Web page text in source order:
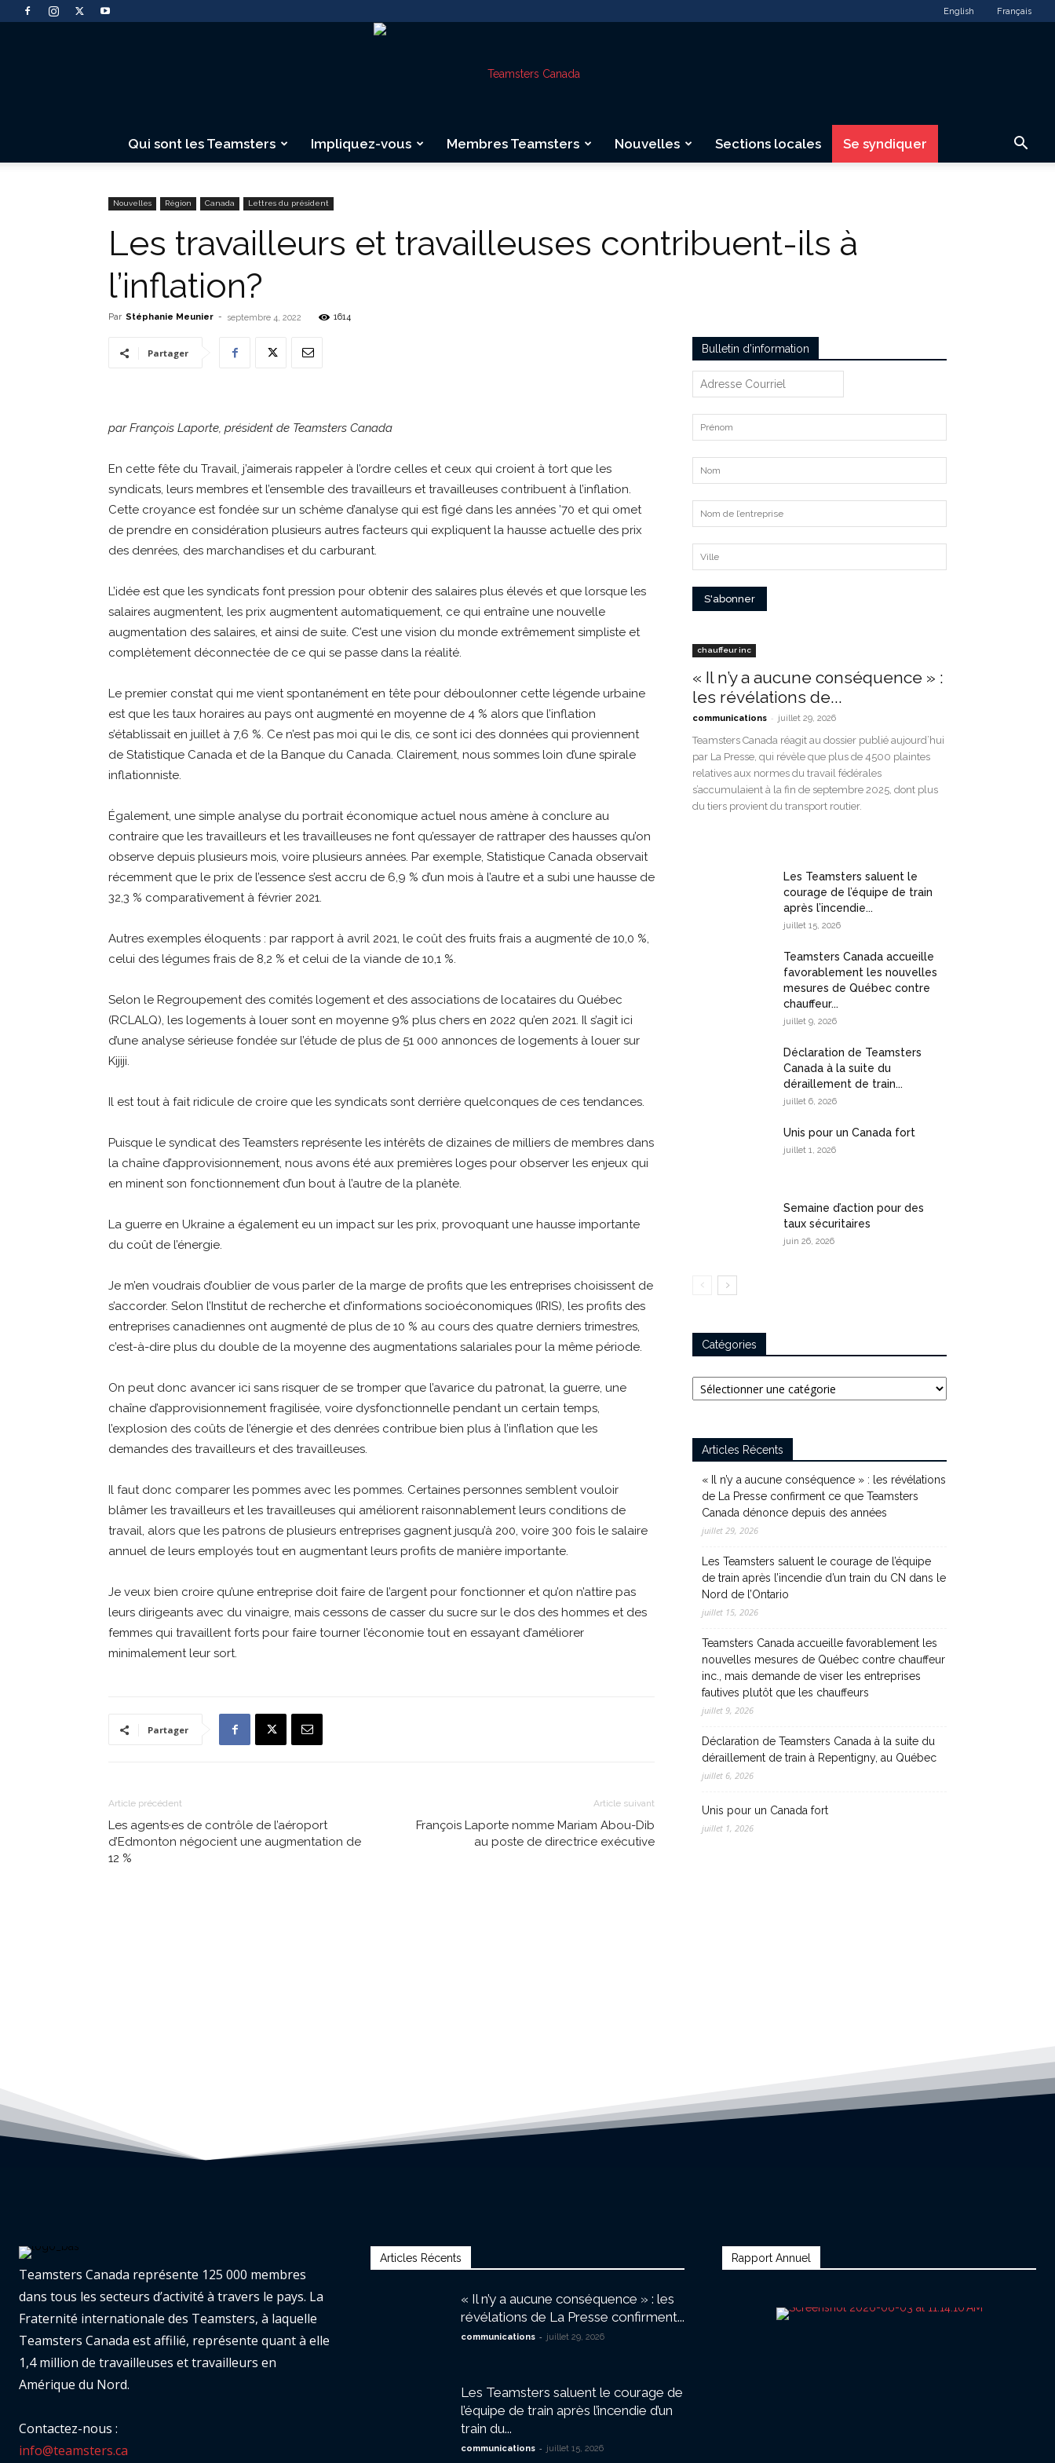
English Français
Qui sont les Teamsters Impliquez-vous Membres Teamsters Nouvelles Sections locales Se syndiquer
Nouvelles Région Canada Lettres du président
Les travailleurs et travailleuses contribuent-ils à
l’inflation?
Par Stéphanie Meunier - septembre 4, 2022 1614
Partager
par François Laporte, président de Teamsters Canada
En cette fête du Travail, j’aimerais rappeler à l’ordre celles et ceux qui croient à tort que les
syndicats, leurs membres et l’ensemble des travailleurs et travailleuses contribuent à l’inflation.
Cette croyance est fondée sur un schème d’analyse qui est figé dans les années ’70 et qui omet
de prendre en considération plusieurs autres facteurs qui expliquent la hausse actuelle des prix
des denrées, des marchandises et du carburant.
L’idée est que les syndicats font pression pour obtenir des salaires plus élevés et que lorsque les
salaires augmentent, les prix augmentent automatiquement, ce qui entraîne une nouvelle
augmentation des salaires, et ainsi de suite. C’est une vision du monde extrêmement simpliste et
complètement déconnectée de ce qui se passe dans la réalité.
Le premier constat qui me vient spontanément en tête pour déboulonner cette légende urbaine
est que les taux horaires au pays ont augmenté en moyenne de 4 % alors que l’inflation
s’établissait en juillet à 7,6 %. Ce n’est pas moi qui le dis, ce sont ici des données qui proviennent
de Statistique Canada et de la Banque du Canada. Clairement, nous sommes loin d’une spirale
inflationniste.
Également, une simple analyse du portrait économique actuel nous amène à conclure au
contraire que les travailleurs et les travailleuses ne font qu’essayer de rattraper des hausses qu’on
observe depuis plusieurs mois, voire plusieurs années. Par exemple, Statistique Canada observait
récemment que le prix de l’essence s’est accru de 6,9 % d’un mois à l’autre et a subi une hausse de
32,3 % comparativement à février 2021.
Autres exemples éloquents : par rapport à avril 2021, le coût des fruits frais a augmenté de 10,0 %,
celui des légumes frais de 8,2 % et celui de la viande de 10,1 %.
Selon le Regroupement des comités logement et des associations de locataires du Québec
(RCLALQ), les logements à louer sont en moyenne 9% plus chers en 2022 qu’en 2021. Il s’agit ici
d’une analyse sérieuse fondée sur l’étude de plus de 51 000 annonces de logements à louer sur
Kijiji.
Il est tout à fait ridicule de croire que les syndicats sont derrière quelconques de ces tendances.
Puisque le syndicat des Teamsters représente les intérêts de dizaines de milliers de membres dans
la chaîne d’approvisionnement, nous avons été aux premières loges pour observer les enjeux qui
en minent son fonctionnement d’un bout à l’autre de la planète.
La guerre en Ukraine a également eu un impact sur les prix, provoquant une hausse importante
du coût de l’énergie.
Je m’en voudrais d’oublier de vous parler de la marge de profits que les entreprises choisissent de
s’accorder. Selon l’Institut de recherche et d’informations socioéconomiques (IRIS), les profits des
entreprises canadiennes ont augmenté de plus de 10 % au cours des quatre derniers trimestres,
c’est-à-dire plus du double de la moyenne des augmentations salariales pour la même période.
On peut donc avancer ici sans risquer de se tromper que l’avarice du patronat, la guerre, une
chaîne d’approvisionnement fragilisée, voire dysfonctionnelle pendant un certain temps,
l’explosion des coûts de l’énergie et des denrées contribue bien plus à l’inflation que les
demandes des travailleurs et des travailleuses.
Il faut donc comparer les pommes avec les pommes. Certaines personnes semblent vouloir
blâmer les travailleurs et les travailleuses qui améliorent raisonnablement leurs conditions de
travail, alors que les patrons de plusieurs entreprises gagnent jusqu’à 200, voire 300 fois le salaire
annuel de leurs employés tout en augmentant leurs profits de manière importante.
Je veux bien croire qu’une entreprise doit faire de l’argent pour fonctionner et qu’on n’attire pas
leurs dirigeants avec du vinaigre, mais cessons de casser du sucre sur le dos des hommes et des
femmes qui travaillent forts pour faire tourner l’économie tout en essayant d’améliorer
minimalement leur sort.
Partager
Article précédent
Les agents·es de contrôle de l’aéroport
d’Edmonton négocient une augmentation de
12 %
Article suivant
François Laporte nomme Mariam Abou-Dib
au poste de directrice exécutive
Bulletin d’information
chauffeur inc
« Il n’y a aucune conséquence » :
les révélations de...
communications - juillet 29, 2026
Teamsters Canada réagit au dossier publié aujourd’hui
par La Presse, qui révèle que plus de 4500 plaintes
relatives aux normes du travail fédérales
s’accumulaient à la fin de septembre 2025, dont plus
du tiers provient du transport routier.
Les Teamsters saluent le
courage de l’équipe de train
après l’incendie...
juillet 15, 2026
Teamsters Canada accueille
favorablement les nouvelles
mesures de Québec contre
chauffeur...
juillet 9, 2026
Déclaration de Teamsters
Canada à la suite du
déraillement de train...
juillet 6, 2026
Unis pour un Canada fort
juillet 1, 2026
Semaine d’action pour des
taux sécuritaires
juin 26, 2026
Catégories
Catégories
Articles Récents
« Il n’y a aucune conséquence » : les révélations
de La Presse confirment ce que Teamsters
Canada dénonce depuis des années
juillet 29, 2026
Les Teamsters saluent le courage de l’équipe
de train après l’incendie d’un train du CN dans le
Nord de l’Ontario
juillet 15, 2026
Teamsters Canada accueille favorablement les
nouvelles mesures de Québec contre chauffeur
inc., mais demande de viser les entreprises
fautives plutôt que les chauffeurs
juillet 9, 2026
Déclaration de Teamsters Canada à la suite du
déraillement de train à Repentigny, au Québec
juillet 6, 2026
Unis pour un Canada fort
juillet 1, 2026
Teamsters Canada représente 125 000 membres
dans tous les secteurs d’activité à travers le pays. La
Fraternité internationale des Teamsters, à laquelle
Teamsters Canada est affilié, représente quant à elle
1,4 million de travailleuses et travailleurs en
Amérique du Nord.
Contactez-nous :
info@teamsters.ca
Articles Récents
« Il n’y a aucune conséquence » : les
révélations de La Presse confirment...
communications - juillet 29, 2026
Les Teamsters saluent le courage de
l’équipe de train après l’incendie d’un
train du...
communications - juillet 15, 2026
Rapport Annuel